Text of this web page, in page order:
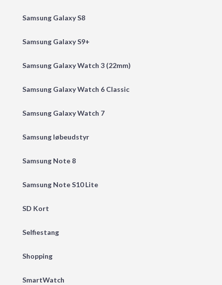
Samsung Galaxy S8
Samsung Galaxy S9+
Samsung Galaxy Watch 3 (22mm)
Samsung Galaxy Watch 6 Classic
Samsung Galaxy Watch 7
Samsung løbeudstyr
Samsung Note 8
Samsung Note S10 Lite
SD Kort
Selfiestang
Shopping
SmartWatch